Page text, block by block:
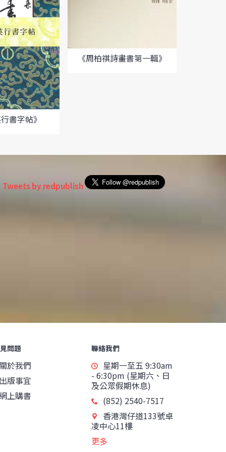
書字帖》
《周柏祺詩畫書第一輯》
Tweets by redpublish
問題
於我們
版事宜
上購書
聯絡我們
星期一至五 9:30am
- 6:30pm (星期六、日
及公眾假期休息)
(852) 2540-7517
香港灣仔道133號卓
凌中心11樓
更多